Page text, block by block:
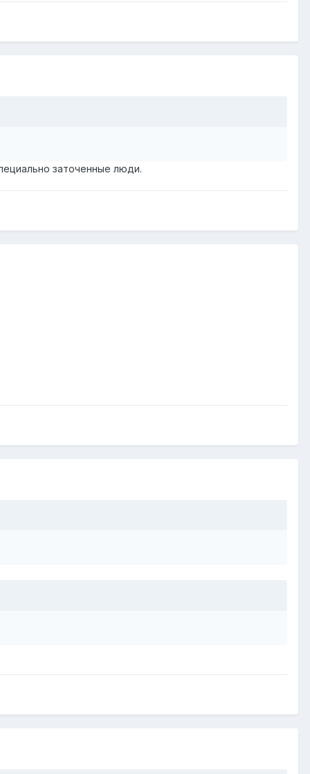
заточенные люди.